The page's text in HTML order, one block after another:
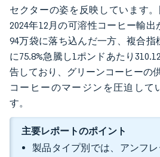
セクターの姿を反映しています。
2024年12月の可溶性コーヒー輸出
94万袋に落ち込んだ一方、複合指
に75.8%急騰し1ポンドあたり
告しており、グリーンコーヒーの
コーヒーのマージンを圧迫して
す。
主要レポートのポイント
製品タイプ別では、アンフ